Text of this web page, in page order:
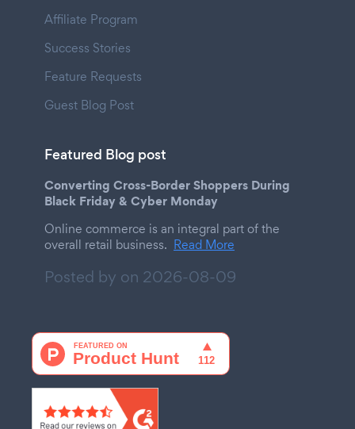
Affiliate Program
Success Stories
Feature Requests
Guest Blog Post
Featured Blog post
Converting Cross-Border Shoppers During
Black Friday & Cyber Monday
Online commerce is an integral part of the
overall retail business. Read More
Posted by on 2026-08-09